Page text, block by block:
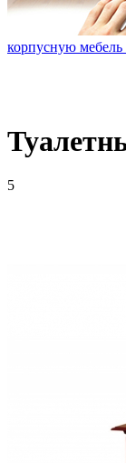
корпусную
5